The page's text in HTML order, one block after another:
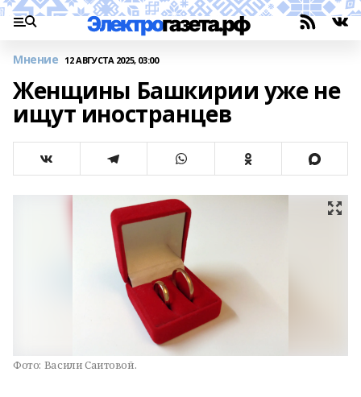
Мнение 12 АВГУСТА 2025, 03:00
Женщины Башкирии уже не
ищут иностранцев
Фото: Васили Саитовой.